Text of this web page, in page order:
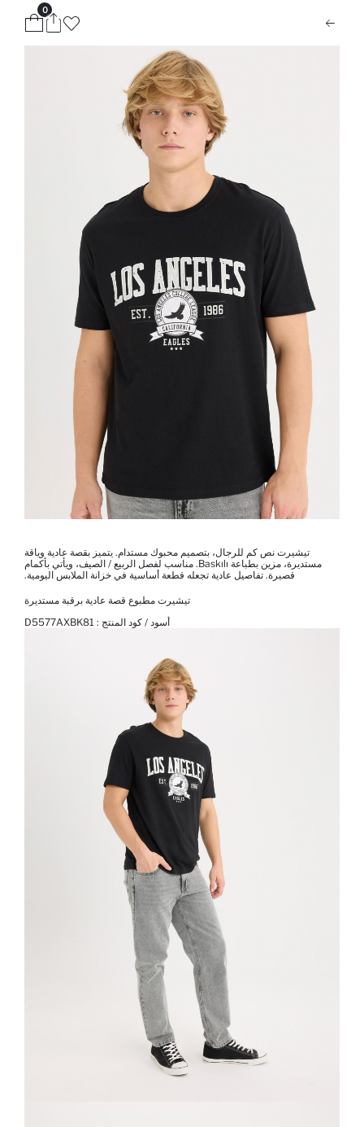
0
تيشيرت نص كم للرجال، بتصميم محبوك مستدام. يتميز بقصة عادية وياقة
مستديرة، مزين بطباعة Baskılı. مناسب لفصل الربيع / الصيف، ويأتي بأكمام
قصيرة. تفاصيل عادية تجعله قطعة أساسية في خزانة الملابس اليومية.
تيشيرت مطبوع قصة عادية برقبة مستديرة
أسود / كود المنتج : D5577AXBK81